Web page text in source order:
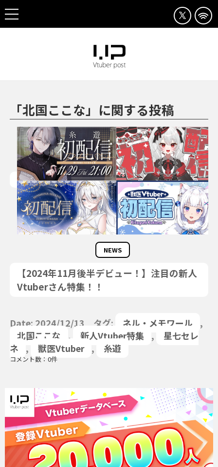
「北国ここな」に関する投稿
NEWS
【2024年11月後半デビュー！】注目の新人
Vtuberさん特集！！
Date: 2024/12/13 タグ: ネル・メモワール
,
北国ここな
, 新人Vtuber特集 ,
星七セレ
ネ
, 獣医Vtuber , 糸遊
コメント数：0件